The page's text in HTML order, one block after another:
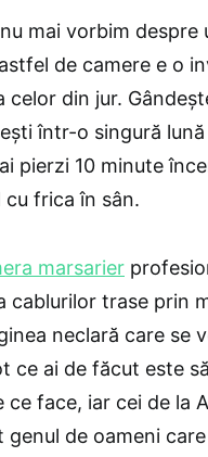
mai vorbim despre
de camere e o
celor din jur.
într-o singură
pierzi 10 minute
frica în sân.
marsarier
cablurilor trase prin
neclară care se
ce ai de făcut este
ce face, iar cei de la
genul de oameni